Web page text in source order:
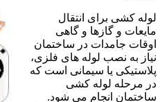
لوله کشی برای انتقال
مایعات و گازها و گاهی
اوقات جامدات در ساختمان
نیاز به نصب لوله های فلزی،
پلاستیکی یا سیمانی است که
در مرحله لوله کشی
ساختمان انجام می شود.